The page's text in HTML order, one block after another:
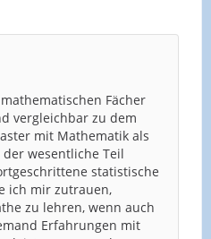
Fächer
vergleichbar zu dem
mit Mathematik als
wesentliche Teil
statistische
ich mir zutrauen,
zu lehren, wenn auch
Erfahrungen mit